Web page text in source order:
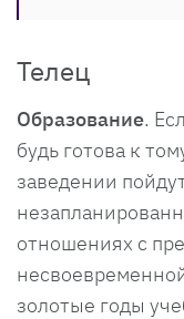
Телец
Образование.
будь готова к
заведении
отношениях с
золотые годы